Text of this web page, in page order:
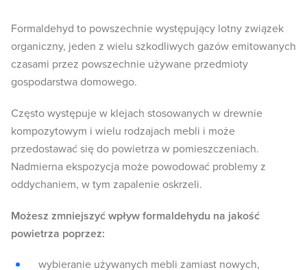
Formaldehyd to powszechnie występujący lotny związek
organiczny, jeden z wielu szkodliwych gazów emitowanych
czasami przez powszechnie używane przedmioty
gospodarstwa domowego.
Często występuje w klejach stosowanych w drewnie
kompozytowym i wielu rodzajach mebli i może
przedostawać się do powietrza w pomieszczeniach.
Nadmierna ekspozycja może powodować problemy z
oddychaniem, w tym zapalenie oskrzeli.
Możesz zmniejszyć wpływ formaldehydu na jakość
powietrza poprzez:
wybieranie używanych mebli zamiast nowych,